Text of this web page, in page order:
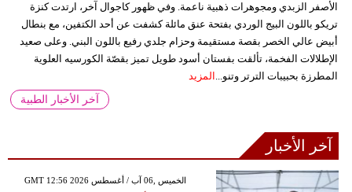
الأصفر الزبدي ومجوهرات ذهبية ناعمة. وفي ظهور كاجوال آخر، ارتدت كنزة
تريكو باللون البيج الوردي بفتحة عنق مائلة كشفت عن أحد الكتفين، مع بنطال
أبيض عالي الخصر بقصة مستقيمة وحزام جلدي رفيع باللون البني. وعلى صعيد
الإطلالات الفخمة، تألقت بفستان أسود طويل تميز بقصّة الكورسيه العلوية
المطرزة بحبيبات الترتر وتنو... المزيد
آخر الأخبار الطبية
آخر الأخبار
GMT 12:56 2026 الخميس ,06 آب / أغسطس